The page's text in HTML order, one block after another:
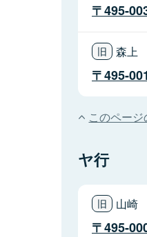
495-
森上
495-
このペー
ヤ行
山崎
495-